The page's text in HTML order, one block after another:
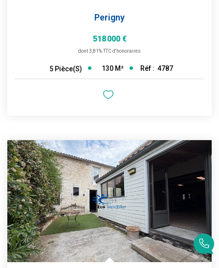
Perigny
518 000 €
dont 3,81% TTC d'honoraires
5 Pièce(s) 130 M² Réf : 4787